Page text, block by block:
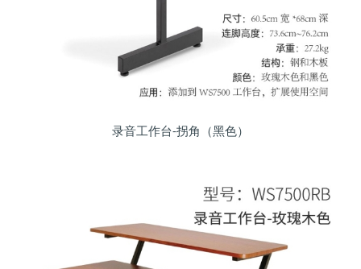
录音工作台-拐角（黑色）